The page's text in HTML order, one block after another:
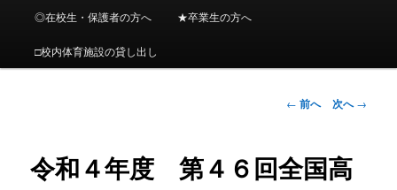
コ
ン
ツ
◎在校生・保護者の方へ ★卒業生の方へ
□校内体育施設の貸し出し
投
ビ
ゲ
← 前へ 次へ→
令和４年度 第４６回全国高